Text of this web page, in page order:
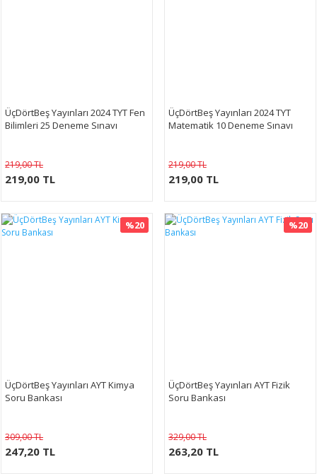
ÜçDörtBeş Yayınları 2024 TYT Fen
Bilimleri 25 Deneme Sınavı
219,00 TL
219,00 TL
ÜçDörtBeş Yayınları 2024 TYT
Matematik 10 Deneme Sınavı
219,00 TL
219,00 TL
%20
ÜçDörtBeş Yayınları AYT Kimya
Soru Bankası
309,00 TL
247,20 TL
%20
ÜçDörtBeş Yayınları AYT Fizik
Soru Bankası
329,00 TL
263,20 TL